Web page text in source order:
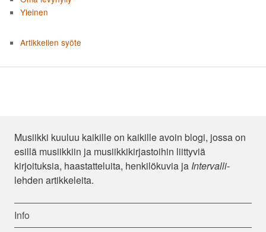
Yleinen
Artikkelien syöte
Musiikki kuuluu kaikille on kaikille avoin blogi, jossa on
esillä musiikkiin ja musiikkikirjastoihin liittyviä
kirjoituksia, haastatteluita, henkilökuvia ja Intervalli-
lehden artikkeleita.
Info